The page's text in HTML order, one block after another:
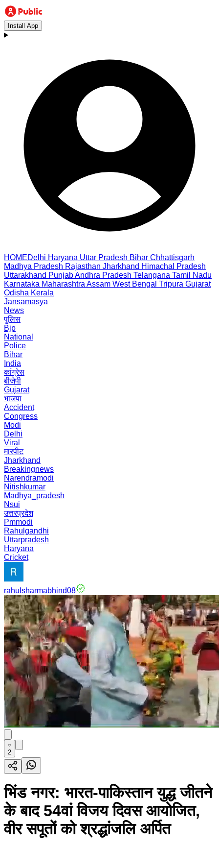
Install App
HOMEDelhi Haryana Uttar Pradesh Bihar Chhattisgarh
Madhya Pradesh Rajasthan Jharkhand Himachal Pradesh
Uttarakhand PunjabAndhra Pradesh Telangana Tamil Nadu
Karnataka Maharashtra Assam West Bengal Tripura Gujarat
Odisha Kerala
Jansamasya
News
पुलिस
Bjp
National
Police
Bihar
India
कांग्रेस
बीजेपी
Gujarat
भाजपा
Accident
Congress
Modi
Delhi
Viral
मारपीट
Jharkhand
Breakingnews
Narendramodi
Nitishkumar
Madhya_pradesh
Nsui
उत्तरप्रदेश
Pmmodi
Rahulgandhi
Uttarpradesh
Haryana
Cricket
rahulsharmabhind08
2
भिंड नगर: भारत-पाकिस्तान युद्ध जीतने
के बाद 54वां विजय दिवस आयोजित,
वीर सपूतों को श्रद्धांजलि अर्पित